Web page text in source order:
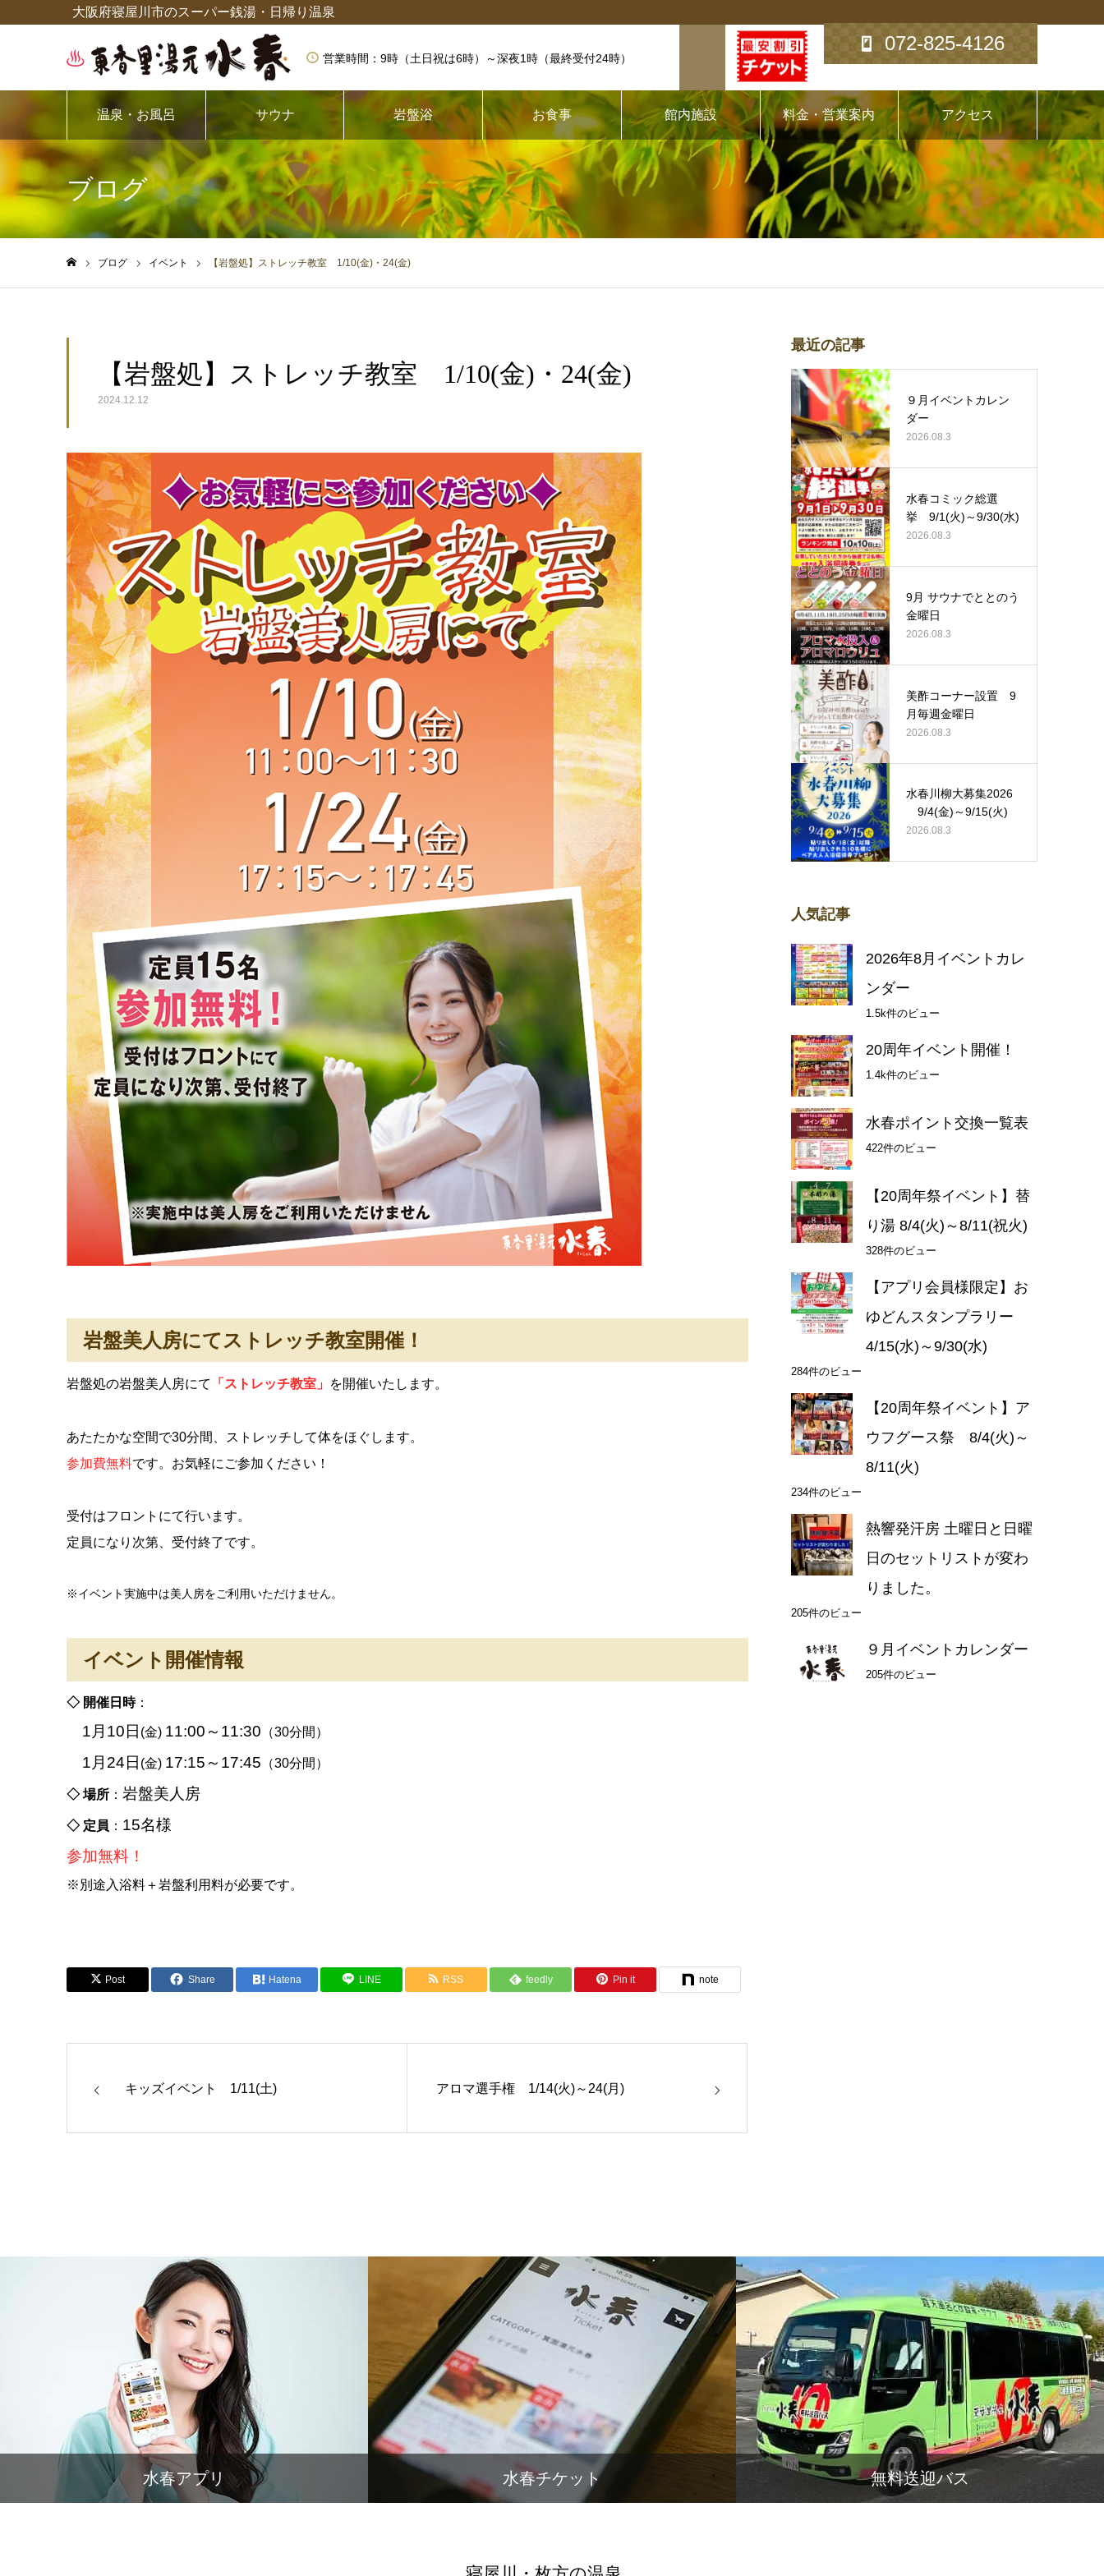
大阪府寝屋川市のスーパー銭湯・日帰り温泉
営業時間：9時（土日祝は6時） ～深夜1時（最終受付24時）
072-825-4126
温泉・お風呂 サウナ 岩盤浴 お食事 館内施設 料金・営業案内 アクセス
ブログ
ブログ イベント 【岩盤処】ストレッチ教室 1/10(金)・24(金)
【岩盤処】ストレッチ教室 1/10(金)・24(金)
2024.12.12
岩盤美人房にてストレッチ教室開催！
岩盤処の岩盤美人房にて 「ストレッチ教室」 を開催いたします。
あたたかな空間で30分間、ストレッチして体をほぐします。
参加費無料です。お気軽にご参加ください！
受付はフロントにて行います。
定員になり次第、受付終了です。
※イベント実施中は美人房をご利用いただけません。
イベント開催情報
◇ 開催日時：
1月10日 (金) 11:00～11:30 （30分間）
1月24日 (金) 17:15～17:45 （30分間）
◇ 場所 ： 岩盤美人房
◇ 定員 ： 15名様
参加無料！
※別途入浴料＋岩盤利用料が必要です。
Post Share Hatena LINE RSS feedly Pin it note
キッズイベント 1/11(土) アロマ選手権 1/14(火)～24(月)
最近の記事
９月イベントカレン
ダー
2026.08.3
水春コミック総選
挙 9/1(火)～9/30(水)
2026.08.3
9月 サウナでととのう
金曜日
2026.08.3
美酢コーナー設置 9
月毎週金曜日
2026.08.3
水春川柳大募集2026
9/4(金)～9/15(火)
2026.08.3
人気記事
2026年8月イベントカレ
ンダー
1.5k件のビュー
20周年イベント開催！
1.4k件のビュー
水春ポイント交換一覧表
422件のビュー
【20周年祭イベント】替
り湯 8/4(火)～8/11(祝火)
328件のビュー
【アプリ会員様限定】お
ゆどんスタンプラリー
4/15(水)～9/30(水)
284件のビュー
【20周年祭イベント】ア
ウフグース祭 8/4(火)～
8/11(火)
234件のビュー
熱響発汗房 土曜日と日曜
日のセットリストが変わ
りました。
205件のビュー
９月イベントカレンダー
205件のビュー
水春アプリ 水春チケット 無料送迎バス